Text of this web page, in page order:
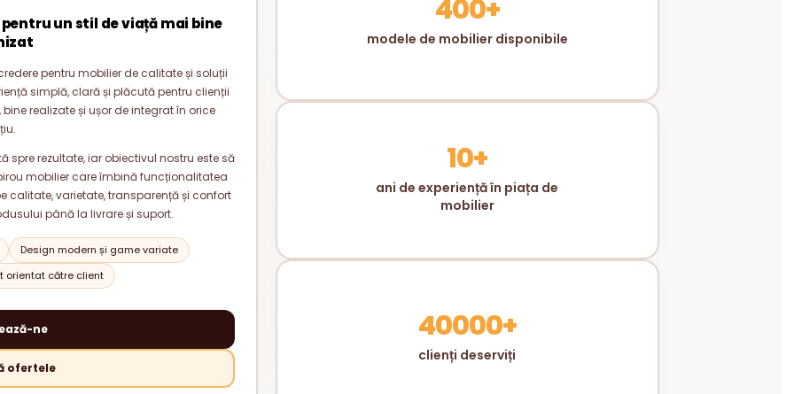
un stil de viață mai bine
pentru mobilier de calitate și soluții
simplă, clară și plăcută pentru clienții
realizate și ușor de integrat în orice
spre rezultate, iar obiectivul nostru este să
mobilier care îmbină funcționalitatea
calitate, varietate, transparență și confort
până la livrare și suport.
Design modern și game variate
orientat către client
ne
ofertele
400+
modele de mobilier disponibile
10+
ani de experiență în piața de
mobilier
40000+
clienți deserviți